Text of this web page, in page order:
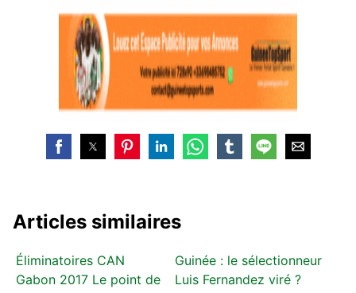
Articles similaires
Éliminatoires CAN
Gabon 2017 Le point de
Guinée : le sélectionneur
Luis Fernandez viré ?